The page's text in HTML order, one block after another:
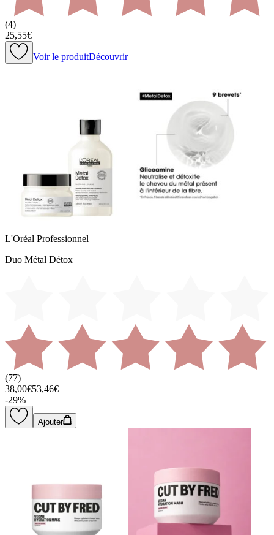
(4)
25,55€
Voir le produitDécouvrir
L'Oréal Professionnel
Duo Métal Détox
(77)
38,00€53,46€
-29%
Ajouter